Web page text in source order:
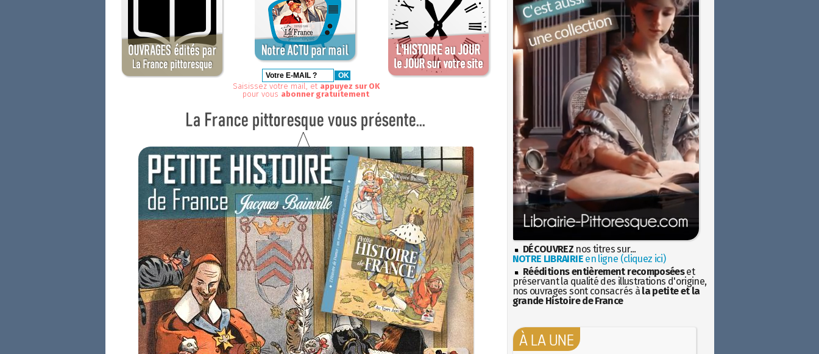
Saisissez votre mail, et appuyez sur OK
pour vous abonner gratuitement
DÉCOUVREZ nos titres sur...
NOTRE LIBRAIRIEen ligne (cliquez ici)
Rééditions entièrement recomposéeset
préservant la qualité des illustrations d'origine,
nos ouvrages sont consacrés à la petite et la
grande Histoire de France
À LA UNE